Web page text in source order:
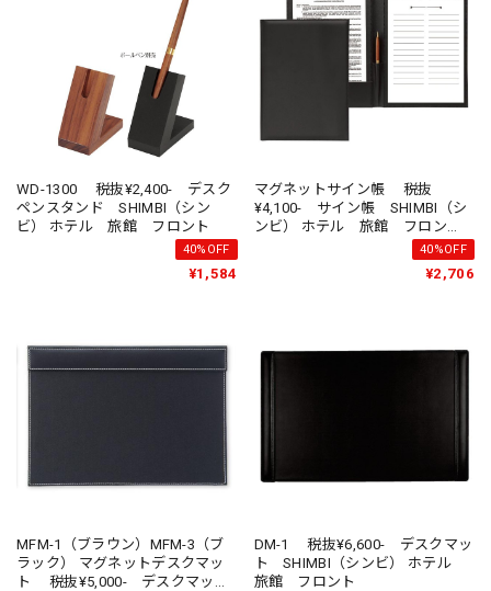
WD-1300 税抜¥2,400- デスク
ペンスタンド SHIMBI（シン
ビ） ホテル 旅館 フロント
40%OFF
¥1,584
マグネットサイン帳 税抜
¥4,100- サイン帳 SHIMBI（シ
ンビ） ホテル 旅館 フロン
40%OFF
¥2,706
MFM-1（ブラウン）MFM-3（ブ
ラック） マグネットデスクマッ
ト 税抜¥5,000- デスクマッ
DM-1 税抜¥6,600- デスクマッ
ト SHIMBI（シンビ） ホテル
旅館 フロント